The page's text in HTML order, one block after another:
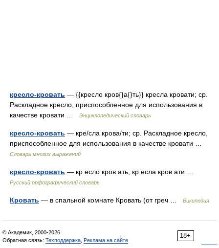
кресло-кровать — {{кресло кров{}а{}ть}} кресла кровати; ср.
Раскладное кресло, приспособленное для использования в
качестве кровати …
Энциклопедический словарь
кресло-кровать — кре/сла крова/ти; ср. Раскладное кресло,
приспособленное для использования в качестве кровати …
Словарь многих выражений
кресло-кровать — кр есло кров ать, кр есла кров ати …
Русский орфографический словарь
Кровать — в спальной комнате Кровать (от греч … Википедия
18+
© Академик, 2000-2026
Обратная связь: Техподдержка Реклама на сайте